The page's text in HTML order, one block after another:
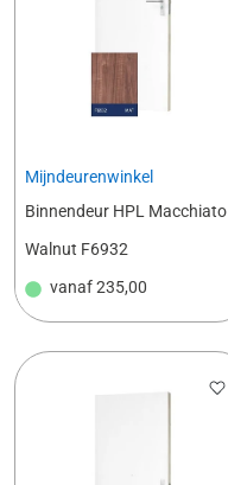
Mijndeurenwinkel
Binnendeur HPL Macchiato
Walnut F6932
vanaf235,00